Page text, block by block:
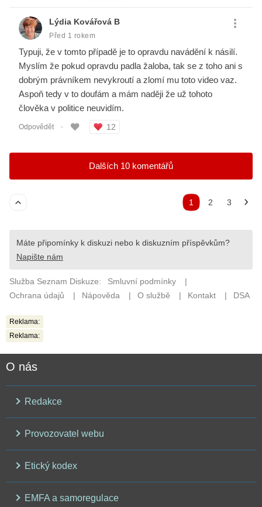
Reklama:
Reklama:
O nás
Redakce
Provozovatel webu
Etický kodex
EMFA a samoregulace